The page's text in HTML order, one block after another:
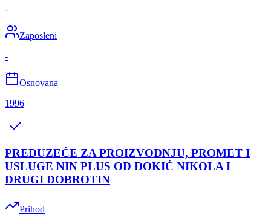
-
Zaposleni
-
Osnovana
1996
PREDUZEĆE ZA PROIZVODNJU, PROMET I
USLUGE NIN PLUS OD ĐOKIĆ NIKOLA I
DRUGI DOBROTIN
Prihod